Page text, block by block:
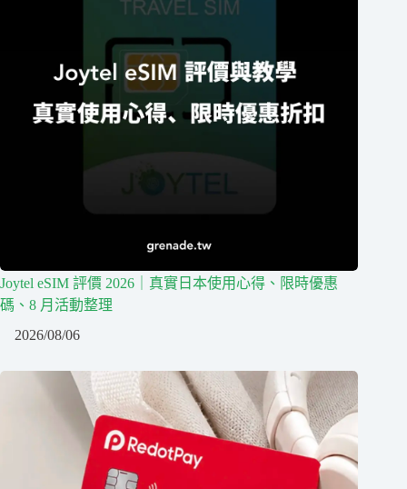
Joytel eSIM 評價 2026｜真實日本使用心得、限時優惠
碼、8 月活動整理
2026/08/06